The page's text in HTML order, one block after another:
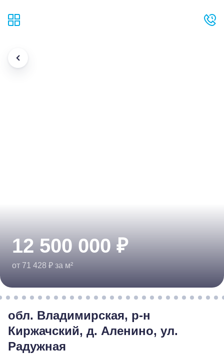
12 500 000 ₽
от 71 428 ₽ за м²
обл. Владимирская, р-н
Киржачский, д. Аленино, ул.
Радужная